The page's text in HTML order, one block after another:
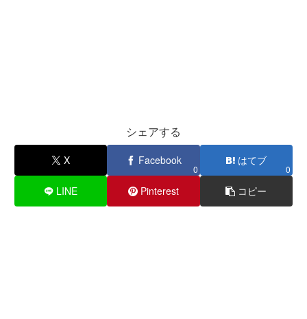
シェアする
X Facebook
0
はてブ
0
LINE Pinterest コピー